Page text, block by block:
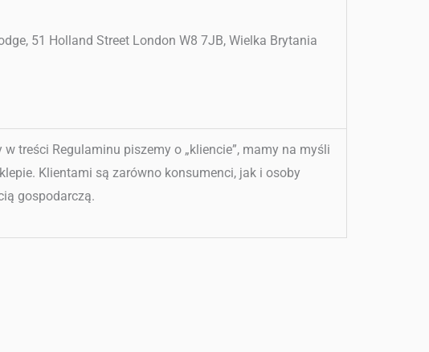
51 Holland Street London W8 7JB, Wielka Brytania
treści Regulaminu piszemy o „kliencie”, mamy na myśli
Klientami są zarówno konsumenci, jak i osoby
gospodarczą.